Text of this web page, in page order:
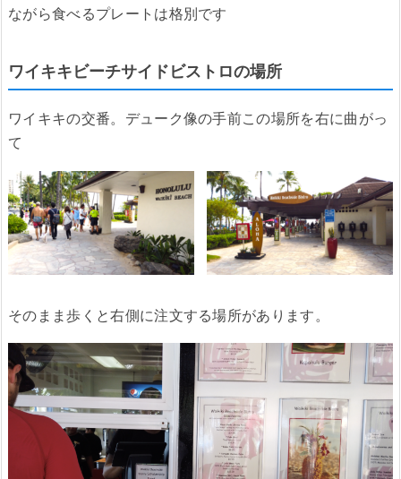
ながら食べるプレートは格別です
ワイキキビーチサイドビストロの場所
ワイキキの交番。デューク像の手前この場所を右に曲がっ
て
そのまま歩くと右側に注文する場所があります。